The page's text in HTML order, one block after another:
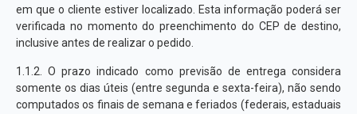
em que o cliente estiver localizado. Esta informação poderá ser
verificada no momento do preenchimento do CEP de destino,
inclusive antes de realizar o pedido.
1.1.2. O prazo indicado como previsão de entrega considera
somente os dias úteis (entre segunda e sexta-feira), não sendo
computados os finais de semana e feriados (federais, estaduais